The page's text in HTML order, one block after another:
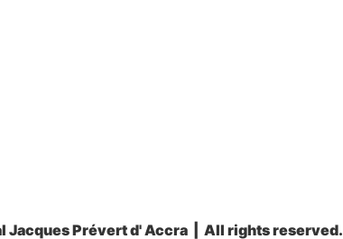
Jacques Prévert d' Accra | All rights reserved.